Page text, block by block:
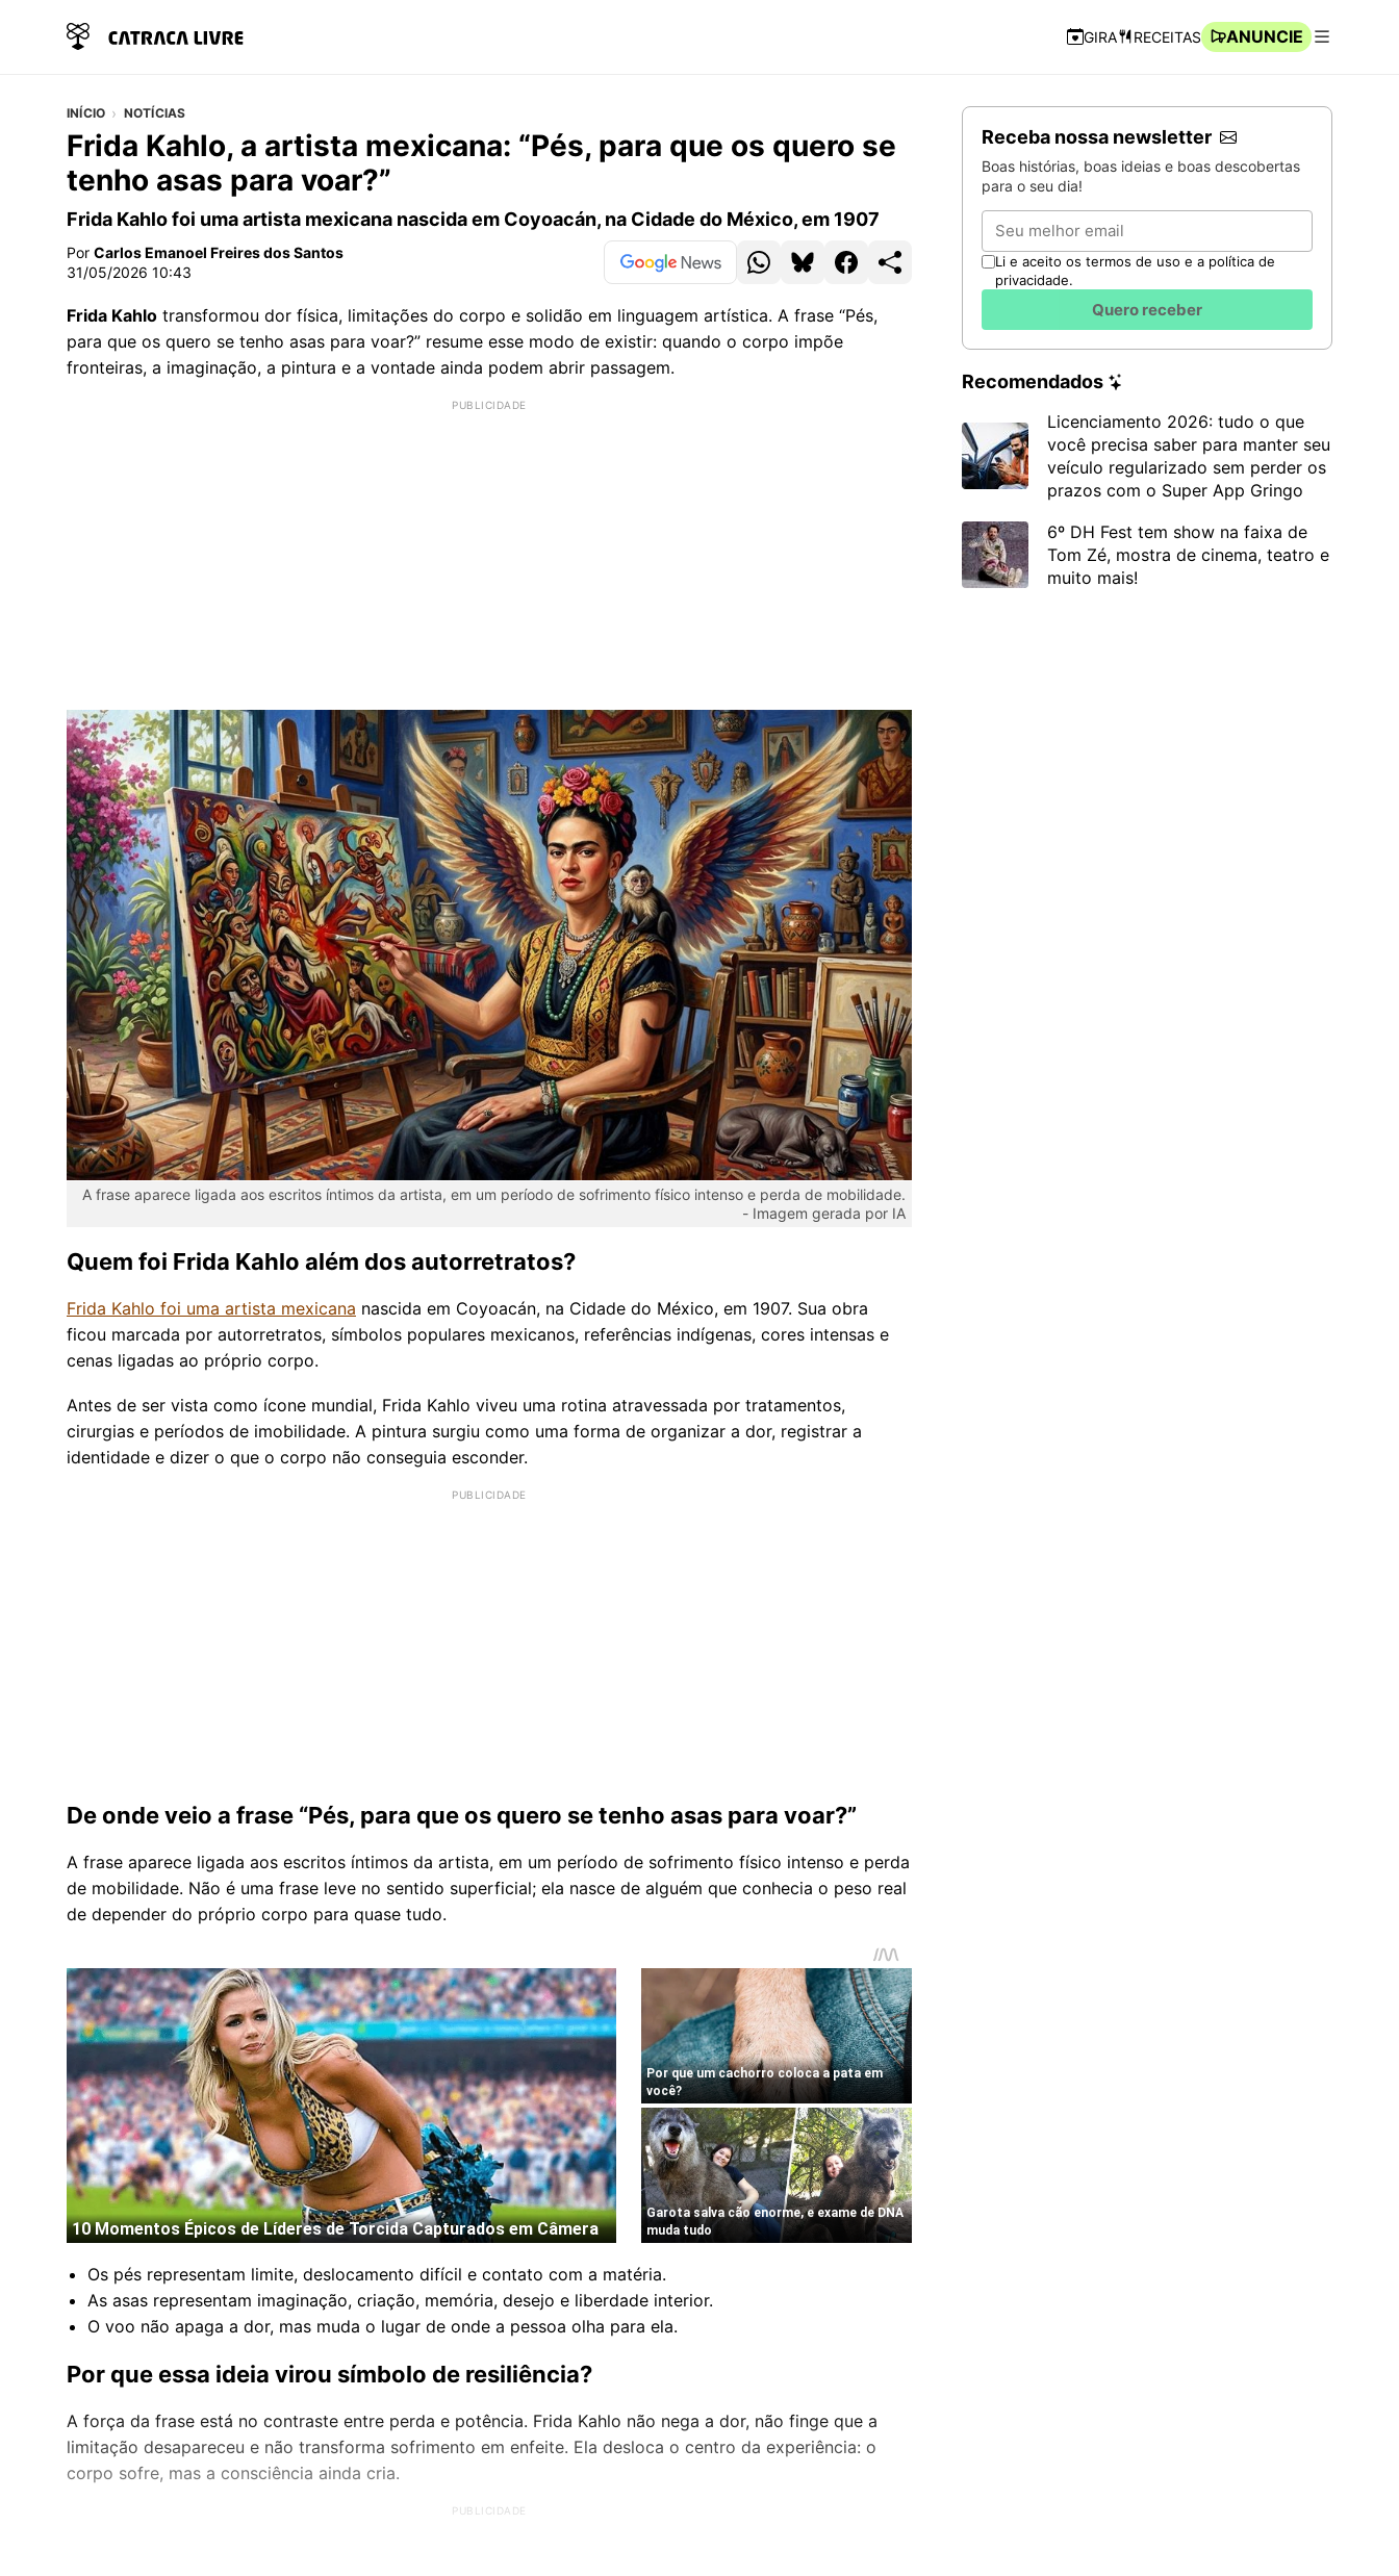
Navegação Rápida
GIRA RECEITAS
ANUNCIE
INÍCIO NOTÍCIAS
Frida Kahlo, a artista mexicana: “Pés, para que os quero se
tenho asas para voar?”
Frida Kahlo foi uma artista mexicana nascida em Coyoacán, na Cidade do México, em 1907
Por Carlos Emanoel Freires dos Santos
31/05/2026 10:43
Frida Kahlo transformou dor física, limitações do corpo e solidão em linguagem artística. A frase “Pés,
para que os quero se tenho asas para voar?” resume esse modo de existir: quando o corpo impõe
fronteiras, a imaginação, a pintura e a vontade ainda podem abrir passagem.
A frase aparece ligada aos escritos íntimos da artista, em um período de sofrimento físico intenso e perda de mobilidade.
- Imagem gerada por IA
Quem foi Frida Kahlo além dos autorretratos?
Frida Kahlo foi uma artista mexicana nascida em Coyoacán, na Cidade do México, em 1907. Sua obra
ficou marcada por autorretratos, símbolos populares mexicanos, referências indígenas, cores intensas e
cenas ligadas ao próprio corpo.
Antes de ser vista como ícone mundial, Frida Kahlo viveu uma rotina atravessada por tratamentos,
cirurgias e períodos de imobilidade. A pintura surgiu como uma forma de organizar a dor, registrar a
identidade e dizer o que o corpo não conseguia esconder.
De onde veio a frase “Pés, para que os quero se tenho asas para voar?”
A frase aparece ligada aos escritos íntimos da artista, em um período de sofrimento físico intenso e perda
de mobilidade. Não é uma frase leve no sentido superficial; ela nasce de alguém que conhecia o peso real
de depender do próprio corpo para quase tudo.
Os pés representam limite, deslocamento difícil e contato com a matéria.
As asas representam imaginação, criação, memória, desejo e liberdade interior.
O voo não apaga a dor, mas muda o lugar de onde a pessoa olha para ela.
Por que essa ideia virou símbolo de resiliência?
A força da frase está no contraste entre perda e potência. Frida Kahlo não nega a dor, não finge que a
limitação desapareceu e não transforma sofrimento em enfeite. Ela desloca o centro da experiência: o
corpo sofre, mas a consciência ainda cria.
Receba nossa newsletter
Boas histórias, boas ideias e boas descobertas
para o seu dia!
Email
Li e aceito os termos de uso e a política de
privacidade.
Quero receber
Recomendados
Licenciamento 2026: tudo o que
você precisa saber para manter seu
veículo regularizado sem perder os
prazos com o Super App Gringo
6º DH Fest tem show na faixa de
Tom Zé, mostra de cinema, teatro e
muito mais!